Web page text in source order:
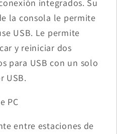
integrados. Su
la consola le permite
USB. Le permite
y reiniciar dos
para USB con un solo
USB.
PC
entre estaciones de